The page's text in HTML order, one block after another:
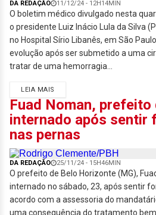
DA REDAÇÃO 11/12/24 - 12H14MIN
O boletim médico divulgado nesta
o presidente Luiz Inácio Lula da Silva
no Hospital Sírio Libanês, em São
evolução após ser submetido a uma
tratar de uma hemorragia...
LEIA MAIS
Fuad Noman, prefeito
internado após sentir
nas pernas
DA REDAÇÃO 25/11/24 - 15H46MIN
O prefeito de Belo Horizonte (MG),
internado no sábado, 23, após sentir
acordo com a assessoria do
uma consequência do tratamento